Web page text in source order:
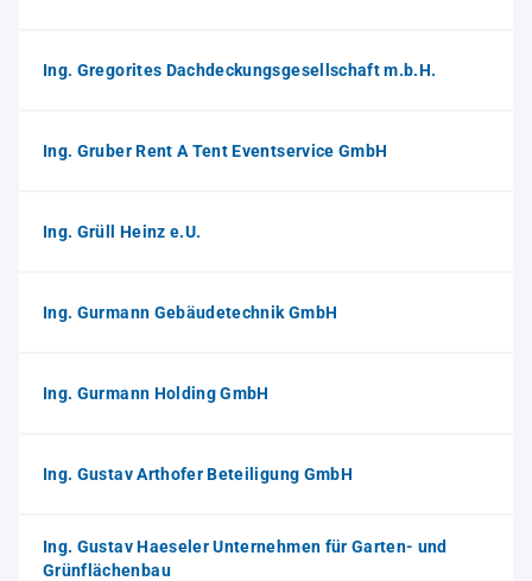
Ing. Gregorites Dachdeckungsgesellschaft m.b.H.
Ing. Gruber Rent A Tent Eventservice GmbH
Ing. Grüll Heinz e.U.
Ing. Gurmann Gebäudetechnik GmbH
Ing. Gurmann Holding GmbH
Ing. Gustav Arthofer Beteiligung GmbH
Ing. Gustav Haeseler Unternehmen für Garten- und
Grünflächenbau